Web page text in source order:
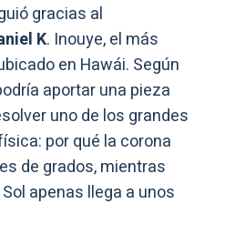
gracias al
K. Inouye, el más
en Hawái. Según
aportar una pieza
uno de los grandes
por qué la corona
de grados, mientras
apenas llega a unos